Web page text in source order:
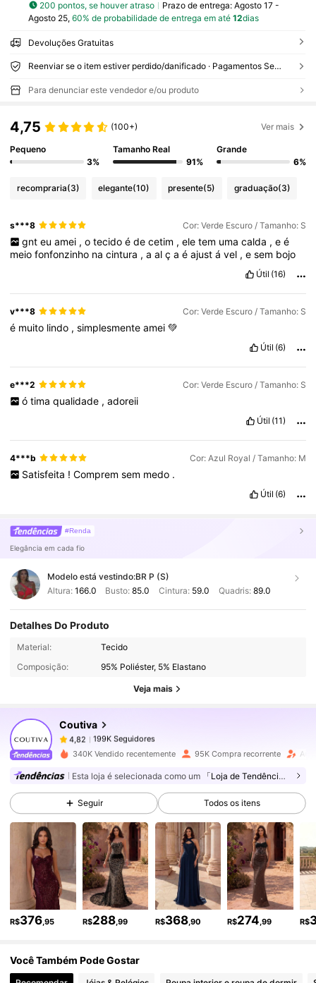
200 pontos, se houver atraso Prazo de entrega: Agosto 17 -
Agosto 25, 60% de probabilidade de entrega em até 12dias
Devoluções Gratuitas
Reenviar se o item estiver perdido/danificado · Pagamentos Seguros · Proteção de privacidade
Para denunciar este vendedor e/ou produto
4,75 (100+) Ver mais
Pequeno
3%
Tamanho Real
91%
Grande
6%
recompraria(3) elegante(10) presente(5) graduação(3)
s***8 Cor: Verde Escuro / Tamanho: S
gnt eu amei , o tecido é de cetim , ele tem uma calda , e é
meiofonfonzinho nacintura ,aalçaéajustável ,esem bojo
Útil (16)
v***8 Cor: Verde Escuro / Tamanho: S
é muito lindo ,simplesmenteamei💚
Útil (6)
e***2 Cor: Verde Escuro / Tamanho: S
ó tima qualidade , adoreii
Útil (11)
4***b Cor: Azul Royal / Tamanho: M
Satisfeita ! Comprem sem medo .
Útil (6)
#Renda
Elegância em cada fio
Modelo está vestindo:BR P (S)
Altura: 166.0 Busto:85.0 Cintura: 59.0 Quadris: 89.0
Detalhes Do Produto
Material:
Tecido
Composição:
95% Poliéster, 5% Elastano
Veja mais
Coutiva
4,82
199K Seguidores
c***apago1 dia atrás
4,82 199K Seguidores
4,82 199K Seguidores
4,82 199K Seguidores
199K Seguidores
4,82 199K Seguidores
340K Vendido recentemente 95K Compra recorrente
Esta loja é selecionada como um 「Loja de Tendências」
Seguir Todos os itens
R$376 ,95 R$288 ,99 R$368,90 R$274 ,99 R$
Você Também Pode Gostar